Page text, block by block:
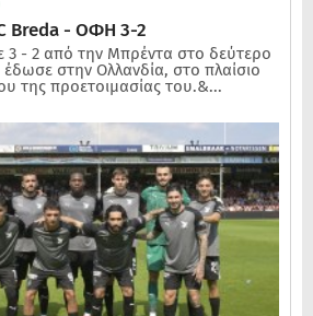
Breda - ΟΦΗ 3-2
- 2 από την Μπρέντα στο δεύτερο
έδωσε στην Ολλανδία, στο πλαίσιο
της προετοιμασίας του.&...